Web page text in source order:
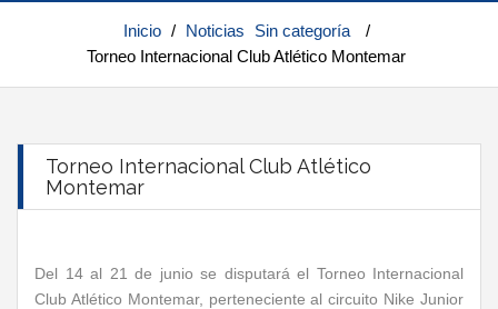
Inicio / Noticias Sin categoría
/
Torneo Internacional Club Atlético Montemar
Torneo Internacional Club Atlético
Montemar
Del 14 al 21 de junio se disputará el Torneo Internacional
Club Atlético Montemar, perteneciente al circuito Nike Junior